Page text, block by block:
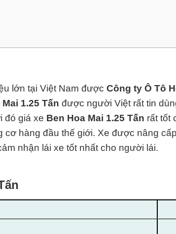
lớn tại Việt Nam được Công ty Ô Tô
1.25 Tấn được người Việt rất tin
đó giá xe Ben Hoa Mai 1.25 Tấn rất tốt
cơ hàng đầu thế giới. Xe được nâng
nhận lái xe tốt nhất cho người lái.